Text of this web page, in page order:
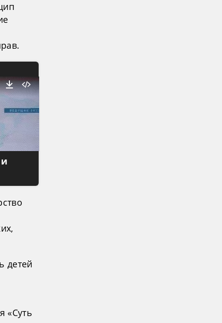
детей
«Суть